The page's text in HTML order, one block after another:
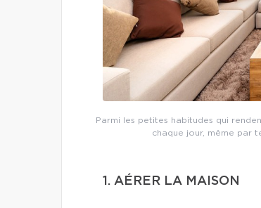
Parmi les petites habitudes qui
chaque jour, même par
1. AÉRER LA MAISON